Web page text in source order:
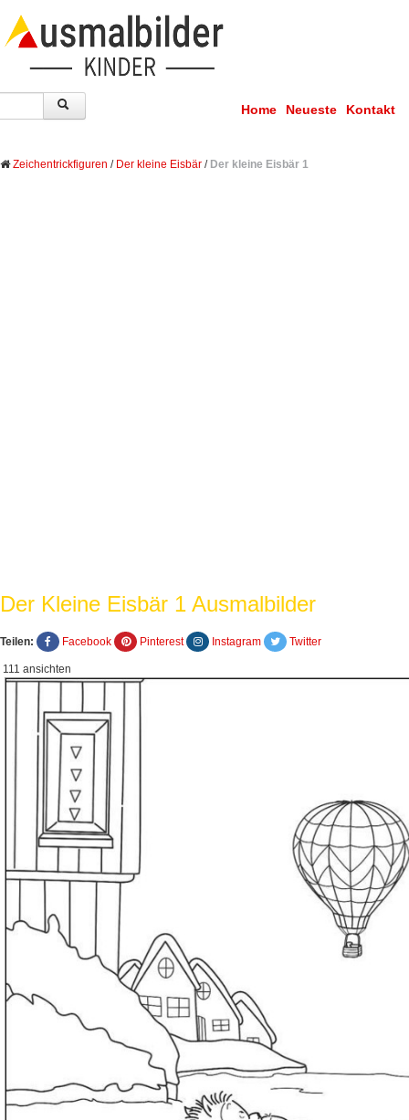
Home Neueste Kontakt
Zeichentrickfiguren / Der kleine Eisbär / Der kleine Eisbär 1
Der Kleine Eisbär 1 Ausmalbilder
Teilen: Facebook Pinterest Instagram Twitter
111 ansichten